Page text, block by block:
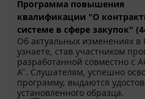
Программа повышения
квалификации "О
системе в сфере закупок"
Об актуальных изменениях в
узнаете, став участником
разработанной совместно с
А". Слушателям, успешно
программу, выдаются
установленного образца.